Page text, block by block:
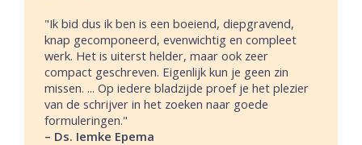
"Ik bid dus ik ben is een boeiend, diepgravend,
knap gecomponeerd, evenwichtig en compleet
werk. Het is uiterst helder, maar ook zeer
compact geschreven. Eigenlijk kun je geen zin
missen. ... Op iedere bladzijde proef je het plezier
van de schrijver in het zoeken naar goede
formuleringen."
– Ds. Iemke Epema